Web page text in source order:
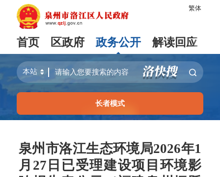
繁体
首页 区政府 政务公开 解读回应
长者模式
泉州市洛江生态环境局2026年1
月27日已受理建设项目环境影